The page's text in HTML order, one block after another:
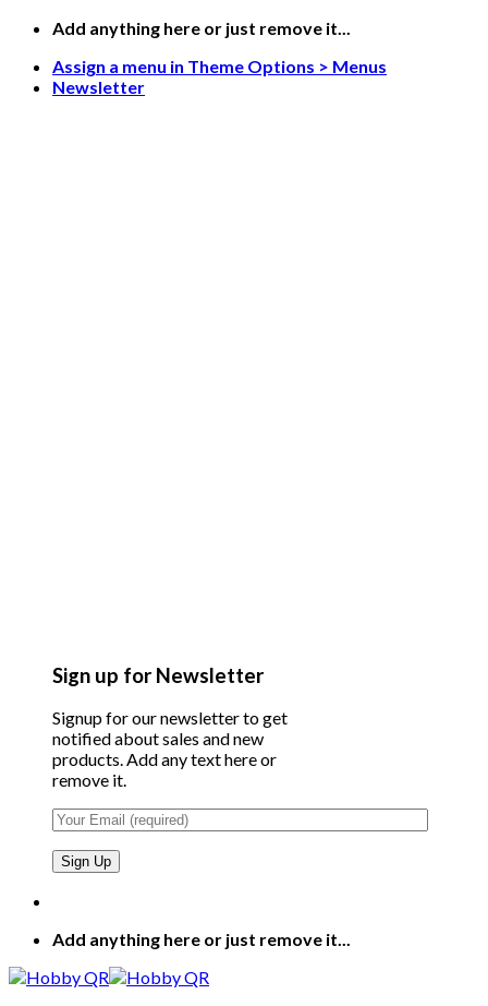
Skip
content
Add anything here or just remove it...
Assign a menu in Theme Options > Menus
Newsletter
Sign up for Newsletter
Signup for our newsletter to get
notified about sales and new
products. Add any text here or
remove it.
Add anything here or just remove it...